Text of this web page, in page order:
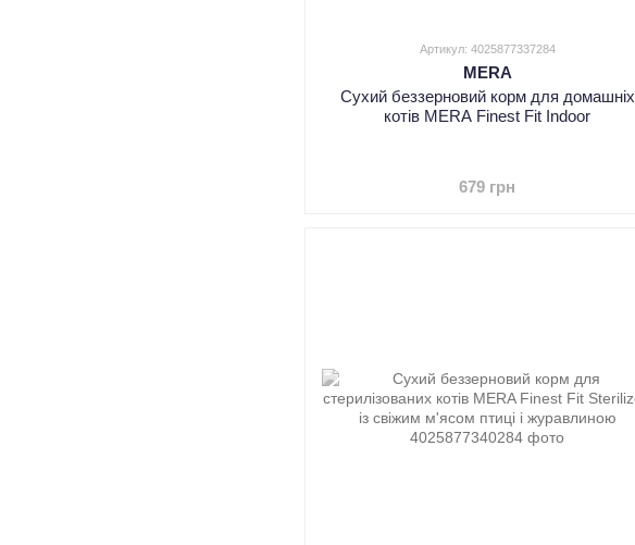
Артикул: 4025877337284
MERA
Сухий беззерновий корм для домашніх
котів MERA Finest Fit Indoor
679 грн